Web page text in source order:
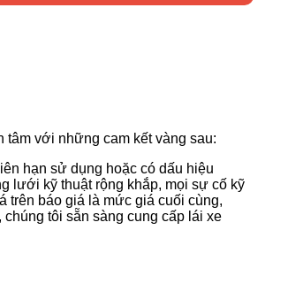
với những cam kết vàng sau:
hạn sử dụng hoặc có dấu hiệu
lưới kỹ thuật rộng khắp, mọi sự cố kỹ
trên báo giá là mức giá cuối cùng,
tôi sẵn sàng cung cấp lái xe